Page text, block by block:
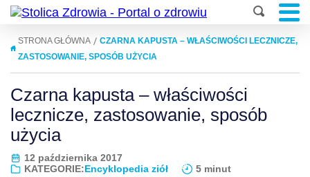
STRONA GŁÓWNA | CZARNA KAPUSTA – WŁAŚCIWOŚCI LECZNICZE,
ZASTOSOWANIE, SPOSÓB UŻYCIA
Czarna kapusta – właściwości
lecznicze, zastosowanie, sposób
użycia
12 października 2017
KATEGORIE:Encyklopedia ziół 5 minut